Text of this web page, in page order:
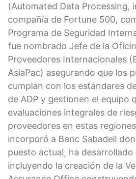
(Automated Data Processing,
compañía de Fortune 500,
Programa de Seguridad
fue nombrado Jefe de la
Proveedores Internacionales
AsiaPac) asegurando que los
cumplan con los estándares
de ADP y gestionen el equipo
evaluaciones integrales de
proveedores en estas
incorporó a Banc Sabadell
puesto actual, ha
incluyendo la creación de la